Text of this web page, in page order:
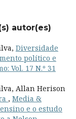
autor(es)
Diversidade
político e
Vol. 17 N.º 31
Allan Herison
, Media &
e o estudo